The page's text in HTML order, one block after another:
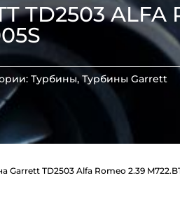
TD2503 ALFA
Турбины,Турбины Garrett
Garrett TD2503 Alfa Romeo 2.39